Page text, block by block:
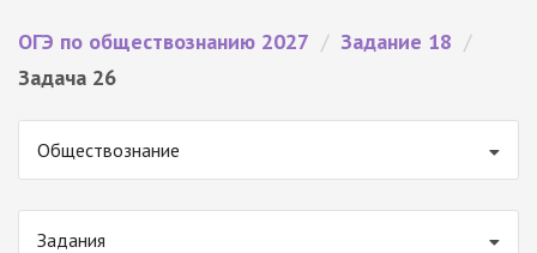
ОГЭ по обществознанию 2027 / Задание 18 /
Задача 26
Обществознание
Задания